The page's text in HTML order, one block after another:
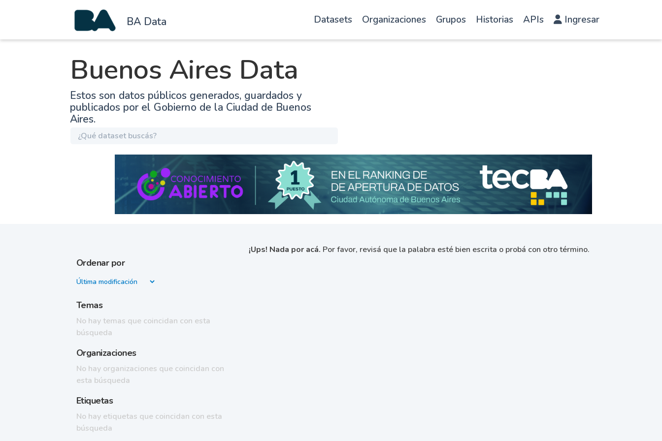
BA Data Datasets Organizaciones Grupos Historias APIs Ingresar
Buenos Aires Data
Estos son datos públicos generados, guardados y
publicados por el Gobierno de la Ciudad de Buenos
Aires.
Ordenar por
Temas
No hay temas que coincidan con esta
búsqueda
Organizaciones
No hay organizaciones que coincidan con
esta búsqueda
Etiquetas
No hay etiquetas que coincidan con esta
búsqueda
¡Ups! Nada por acá. Por favor, revisá que la palabra esté bien escrita o probá con otro término.